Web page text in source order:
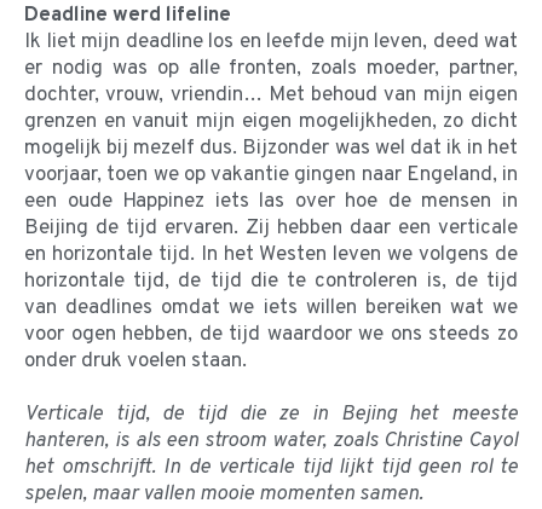
Deadline werd lifeline
Ik liet mijn deadline los en leefde mijn leven, deed wat
er nodig was op alle fronten, zoals moeder, partner,
dochter, vrouw, vriendin… Met behoud van mijn eigen
grenzen en vanuit mijn eigen mogelijkheden, zo dicht
mogelijk bij mezelf dus. Bijzonder was wel dat ik in het
voorjaar, toen we op vakantie gingen naar Engeland, in
een oude Happinez iets las over hoe de mensen in
Beijing de tijd ervaren. Zij hebben daar een verticale
en horizontale tijd. In het Westen leven we volgens de
horizontale tijd, de tijd die te controleren is, de tijd
van deadlines omdat we iets willen bereiken wat we
voor ogen hebben, de tijd waardoor we ons steeds zo
onder druk voelen staan.
Verticale tijd, de tijd die ze in Bejing het meeste
hanteren, is als een stroom water, zoals Christine Cayol
het omschrijft. In de verticale tijd lijkt tijd geen rol te
spelen, maar vallen mooie momenten samen.